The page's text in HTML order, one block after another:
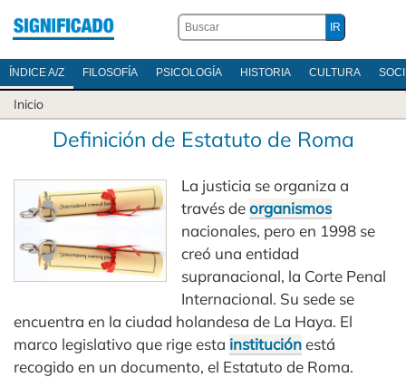
ÍNDICE A/Z FILOSOFÍA PSICOLOGÍA HISTORIA CULTURA
Inicio
Definición de Estatuto de Roma
La justicia se organiza a
través deorganismos
nacionales, pero en 1998 se
creó una entidad
supranacional, la Corte Penal
Internacional. Su sede se
encuentra en la ciudad holandesa de La Haya. El
marco legislativo que rige esta instituciónestá
recogido en un documento, el Estatuto de Roma.